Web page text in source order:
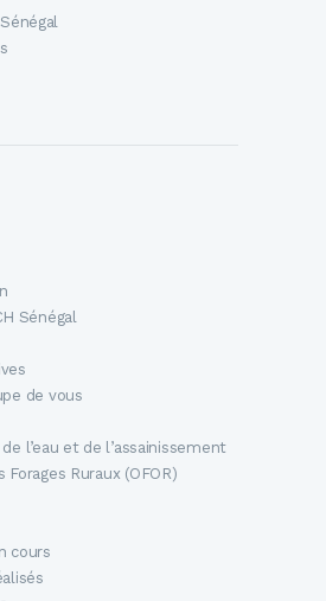
Sénégal
de vous
l’eau et de l’assainissement
Forages Ruraux (OFOR)
cours